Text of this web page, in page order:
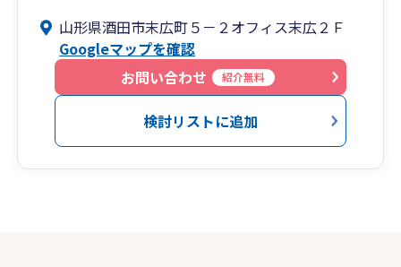
山形県酒田市末広町５－２オフィス末広２Ｆ
Googleマップを確認
お問い合わせ
紹介無料
検討リストに追加